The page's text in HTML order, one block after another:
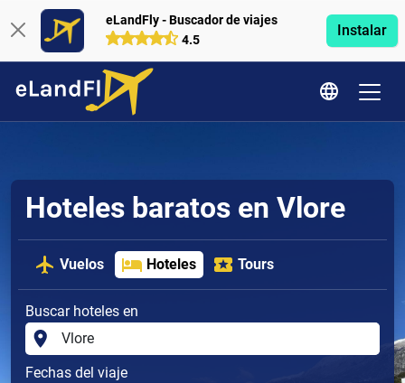
eLandFly - Buscador de viajes
4.5
Instalar
Hoteles baratos en Vlore
Vuelos Hoteles Tours
Buscar hoteles en
Fechas del viaje